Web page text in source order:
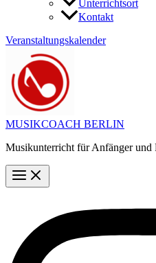
Unterrichtsort
Kontakt
Veranstaltungskalender
MUSIKCOACH BERLIN
Musikunterricht für Anfänger und